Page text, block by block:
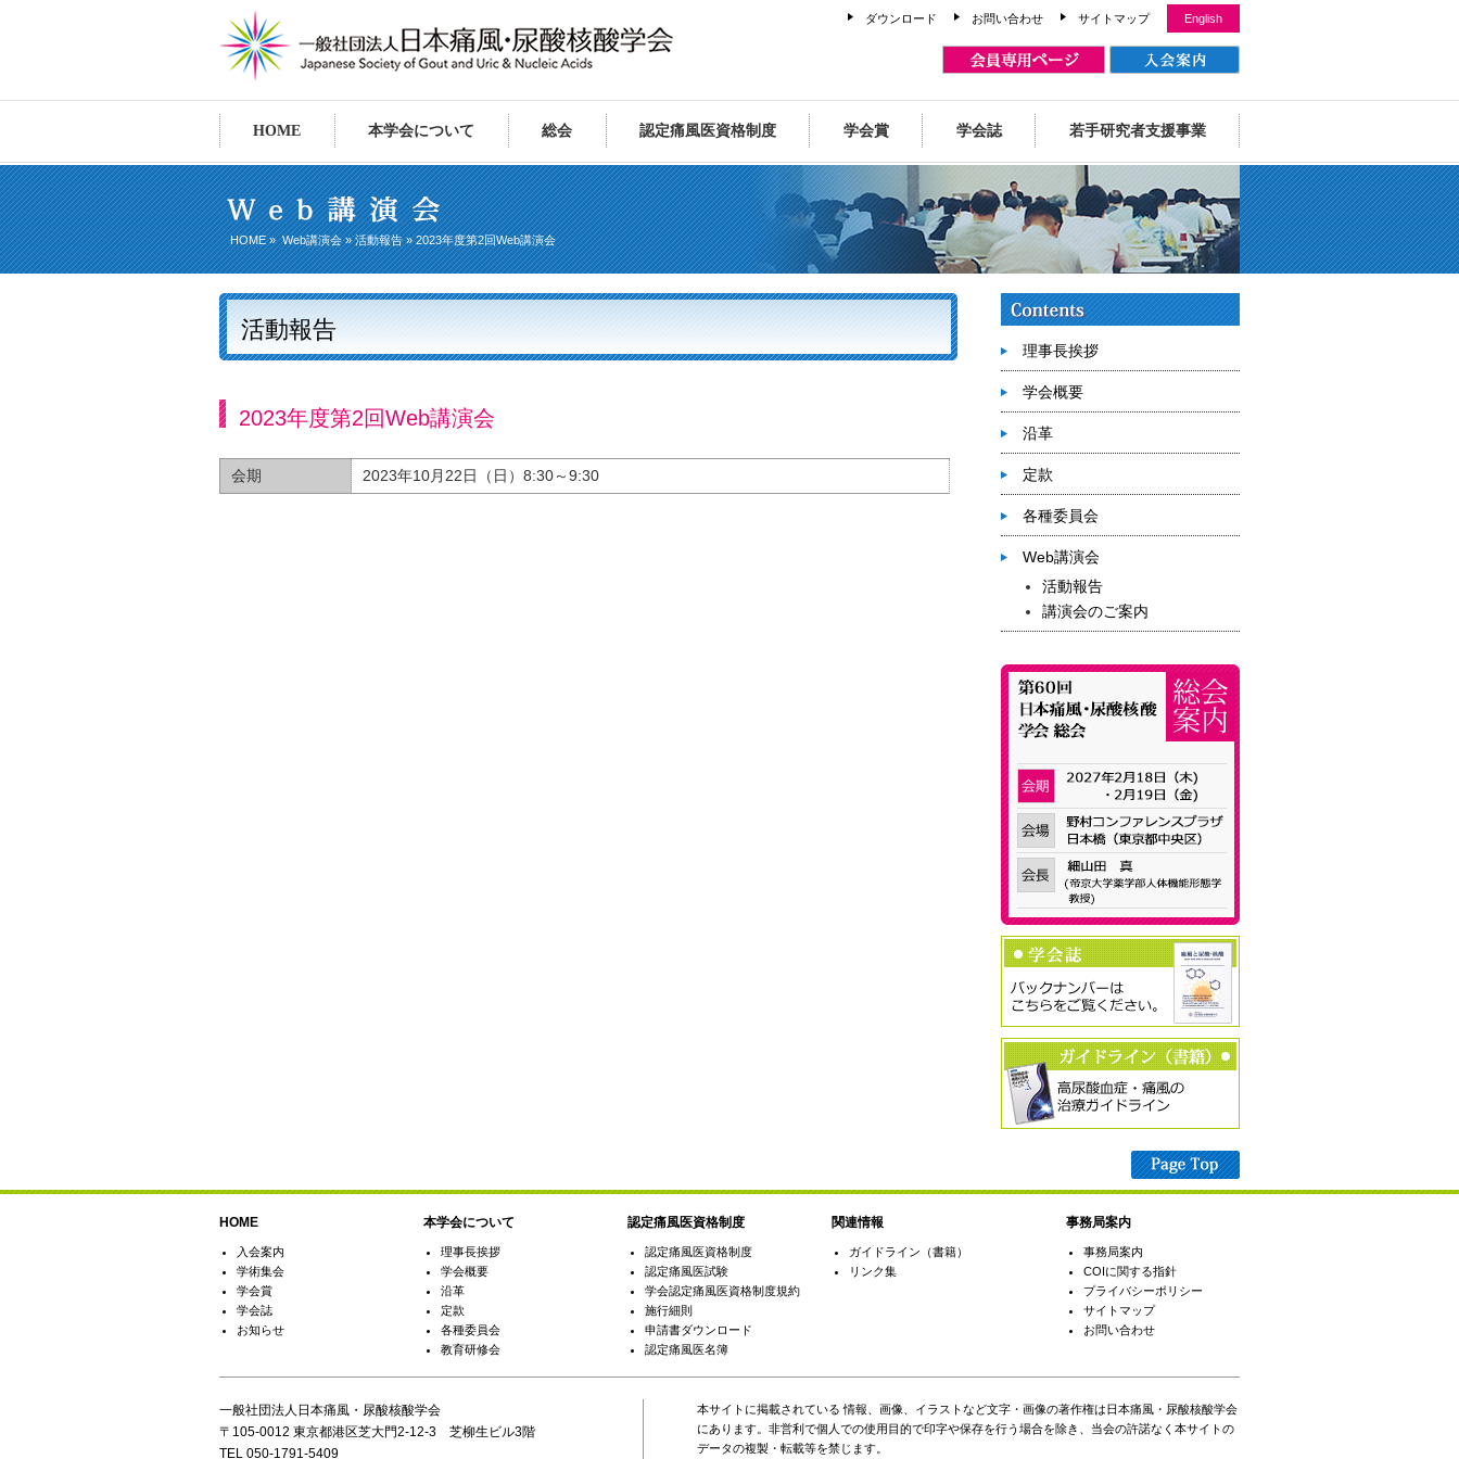
English
サイトマップ
お問い合わせ
ダウンロード
HOME 本学会について 総会 認定痛風医資格制度 学会賞 学会誌 若手研究者支援事業
HOME»Web講演会»活動報告» 2023年度第2回Web講演会
活動報告
2023年度第2回Web講演会
会期 2023年10月22日（日）8:30～9:30
理事長挨拶
学会概要
沿革
定款
各種委員会
Web講演会
活動報告
講演会のご案内
HOME
入会案内
学術集会
学会賞
学会誌
お知らせ
本学会について
理事長挨拶
学会概要
沿革
定款
各種委員会
教育研修会
認定痛風医資格制度
認定痛風医資格制度
認定痛風医試験
学会認定痛風医資格制度規約
施行細則
申請書ダウンロード
認定痛風医名簿
関連情報
ガイドライン（書籍）
リンク集
事務局案内
事務局案内
COIに関する指針
プライバシーポリシー
サイトマップ
お問い合わせ
一般社団法人日本痛風・尿酸核酸学会
〒105-0012 東京都港区芝大門2-12-3 芝柳生ビル3階
TEL 050-1791-5409
本サイトに掲載されている 情報、画像、イラストなど文字・画像の著作権は日本痛風・尿酸核酸学会
にあります。非営利で個人での使用目的で印字や保存を行う場合を除き、当会の許諾なく本サイトの
データの複製・転載等を禁じます。